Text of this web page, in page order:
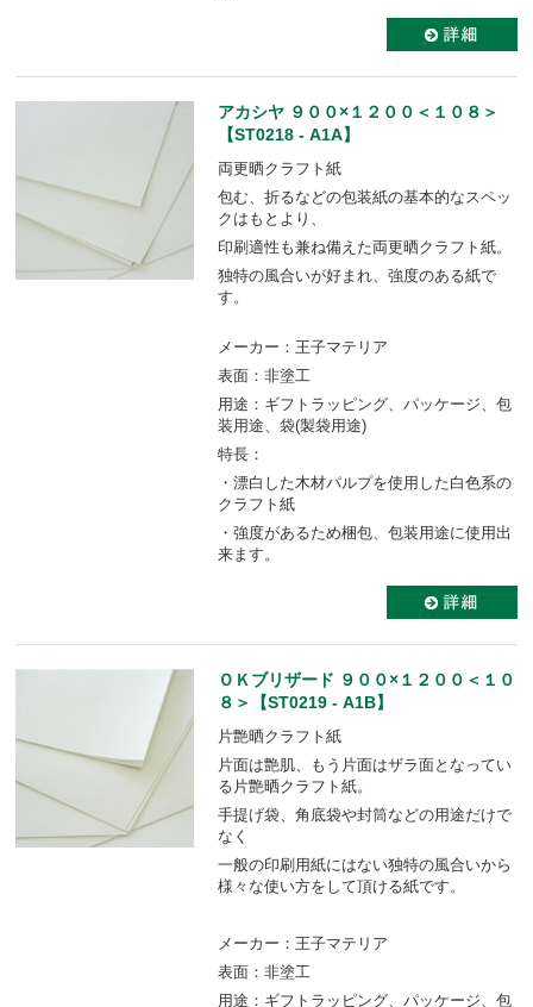
アカシヤ ９００×１２００＜１０８＞
【ST0218 - A1A】
両更晒クラフト紙
包む、折るなどの包装紙の基本的なスペッ
クはもとより、
印刷適性も兼ね備えた両更晒クラフト紙。
独特の風合いが好まれ、強度のある紙で
す。
メーカー：王子マテリア
表面：非塗工
用途：ギフトラッピング、パッケージ、包
装用途、袋(製袋用途)
特長：
・漂白した木材パルプを使用した白色系の
クラフト紙
・強度があるため梱包、包装用途に使用出
来ます。
ＯＫブリザード ９００×１２００＜１０
８＞【ST0219 - A1B】
片艶晒クラフト紙
片面は艶肌、もう片面はザラ面となってい
る片艶晒クラフト紙。
手提げ袋、角底袋や封筒などの用途だけで
なく
一般の印刷用紙にはない独特の風合いから
様々な使い方をして頂ける紙です。
メーカー：王子マテリア
表面：非塗工
用途：ギフトラッピング、パッケージ、包